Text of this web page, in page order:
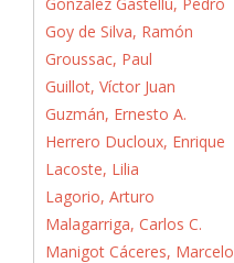
Goy de Silva, Ramón
Groussac, Paul
Guillot, Víctor Juan
Guzmán, Ernesto A.
Herrero Ducloux, Enrique
Lacoste, Lilia
Lagorio, Arturo
Malagarriga, Carlos C.
Manigot Cáceres, Marcelo